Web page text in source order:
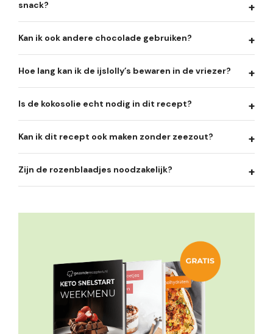
snack?
Kan ik ook andere chocolade gebruiken?
Hoe lang kan ik de ijslolly’s bewaren in de vriezer?
Is de kokosolie echt nodig in dit recept?
Kan ik dit recept ook maken zonder zeezout?
Zijn de rozenblaadjes noodzakelijk?